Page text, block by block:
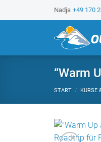
u
n
t
Nadja +49 170
“Warm
START / KURSE